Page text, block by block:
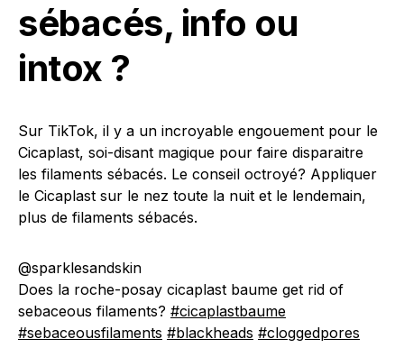
sébacés, info ou
intox ?
Sur TikTok, il y a un incroyable engouement pour le
Cicaplast, soi-disant magique pour faire disparaitre
les filaments sébacés. Le conseil octroyé? Appliquer
le Cicaplast sur le nez toute la nuit et le lendemain,
plus de filaments sébacés.
@sparklesandskin
Does la roche-posay cicaplast baume get rid of
sebaceous filaments? #cicaplastbaume
#sebaceousfilaments #blackheads #cloggedpores